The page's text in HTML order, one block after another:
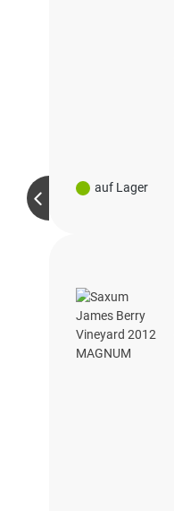
auf Lager